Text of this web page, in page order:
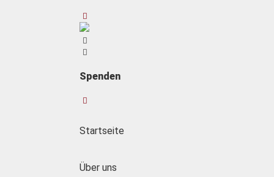
Spenden
Startseite
Über uns